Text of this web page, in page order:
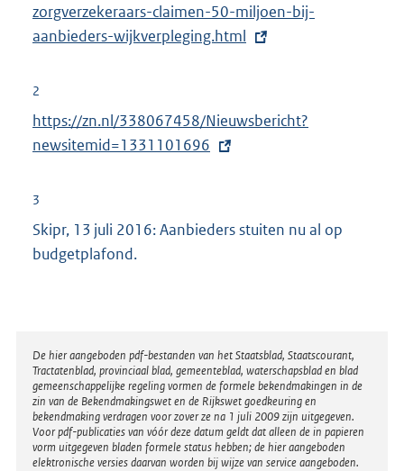
x
t
r
e
l
n
k
:
zorgverzekeraars-claimen-50-miljoen-bij-
aanbieders-wijkverpleging.html
2
E
x
e
k
:
https://zn.nl/338067458/Nieuwsbericht?
newsitemid=1331101696
3
Skipr, 13 juli 2016: Aanbieders stuiten nu al op
budgetplafond.
Disclaimer
De hier aangeboden pdf-bestanden van het Staatsblad, Staatscourant,
Tractatenblad, provinciaal blad, gemeenteblad, waterschapsblad en blad
gemeenschappelijke regeling vormen de formele bekendmakingen in de
zin van de Bekendmakingswet en de Rijkswet goedkeuring en
bekendmaking verdragen voor zover ze na 1 juli 2009 zijn uitgegeven.
Voor pdf-publicaties van vóór deze datum geldt dat alleen de in papieren
vorm uitgegeven bladen formele status hebben; de hier aangeboden
elektronische versies daarvan worden bij wijze van service aangeboden.